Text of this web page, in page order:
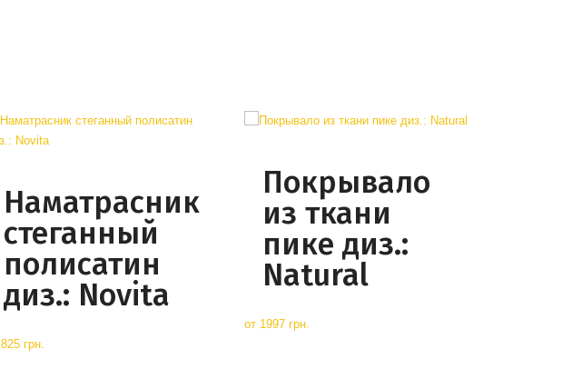
Наматрасник
стеганный
полисатин
диз.: Novita
825 грн.
Покрывало
из ткани
пике диз.:
Natural
от 1997 грн.